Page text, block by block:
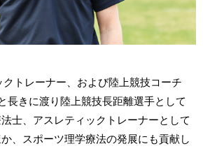
クトレーナー、および陸上競技コーチ
長きに渡り陸上競技長距離選手として
士、アスレティックトレーナーとして
、スポーツ理学療法の発展にも貢献し